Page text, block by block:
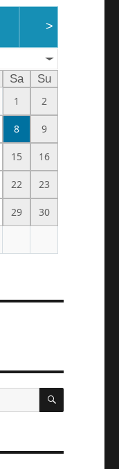
>
Sa
Su
1
2
8 9
15 16
22 23
29 30
SÖK